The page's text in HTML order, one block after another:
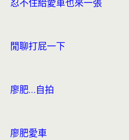
忍不住給愛車也來一張
閒聊打屁一下
廖肥…自拍
廖肥愛車